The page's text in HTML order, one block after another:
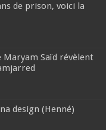
de prison, voici la
Maryam Saïd révèlent
design (Henné)